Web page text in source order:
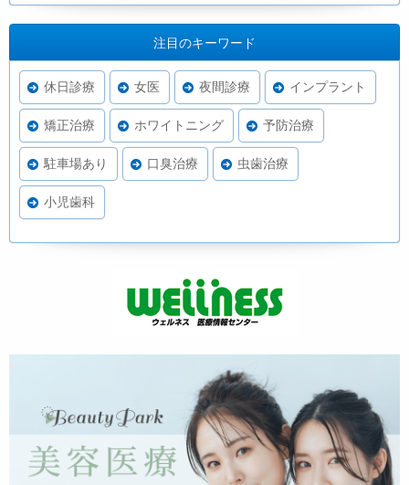
注目のキーワード
休日診療 女医 夜間診療 インプラント
矯正治療 ホワイトニング 予防治療
駐車場あり 口臭治療 虫歯治療
小児歯科